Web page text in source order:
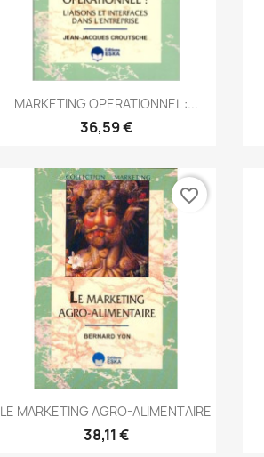
Aperçu rapide
MARKETING OPERATIONNEL :...
36,59 €
Aperçu rapide
LE MARKETING AGRO-ALIMENTAIRE
38,11 €
favorite_border